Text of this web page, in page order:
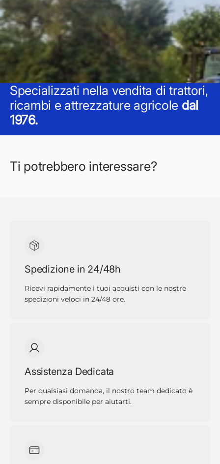
Specializzati nella vendita di trattori,
ricambi e attrezzature agricole dal
1976.
Ti potrebbero interessare?
Spedizione in 24/48h
Ricevi rapidamente i tuoi acquisti con le nostre
spedizioni veloci in 24/48 ore.
Assistenza Dedicata
Per qualsiasi domanda, il nostro team dedicato è
sempre disponibile per aiutarti.